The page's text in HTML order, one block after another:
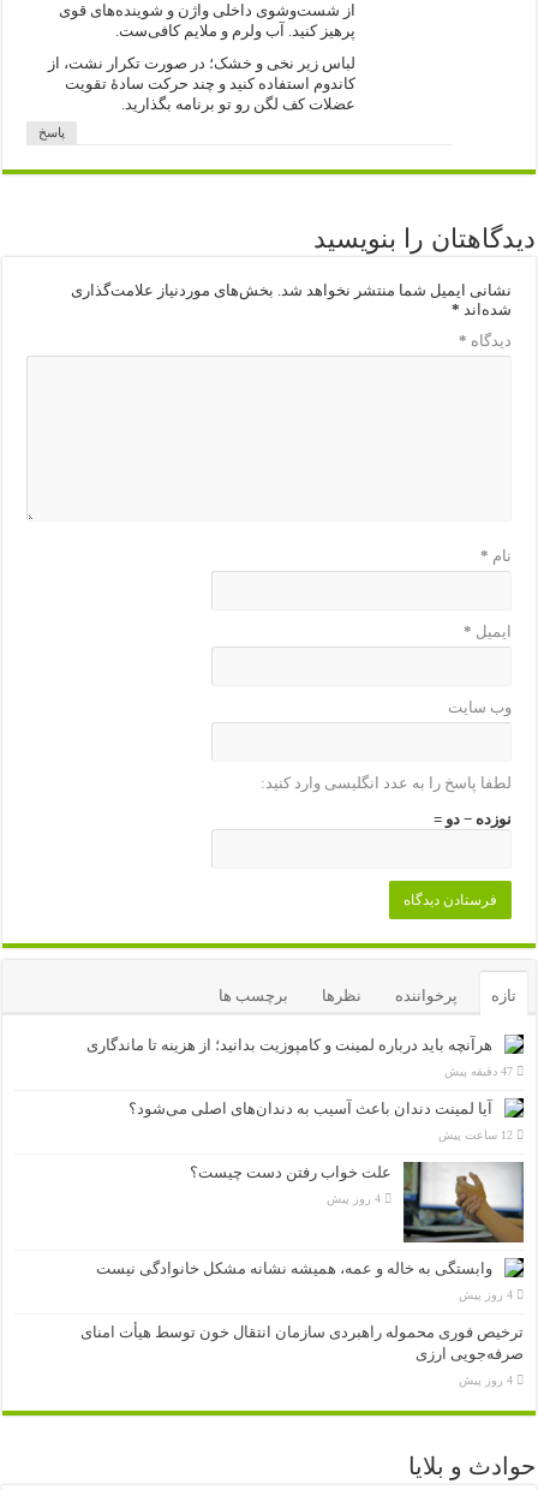
از شست‌وشوی داخلی واژن و شوینده‌های قوی
پرهیز کنید. آب ولرم و ملایم کافی‌ست.
لباس زیر نخی و خشک؛ در صورت تکرار نشت، از
کاندوم استفاده کنید و چند حرکت سادهٔ تقویت
عضلات کف لگن رو تو برنامه بگذارید.
پاسخ
دیدگاهتان را بنویسید
نشانی ایمیل شما منتشر نخواهد شد. بخش‌های موردنیاز علامت‌گذاری
شده‌اند *
دیدگاه *
نام *
ایمیل *
وب‌ سایت
لطفا پاسخ را به عدد انگلیسی وارد کنید:
نوزده − دو =
تازه پرخواننده نظرها برچسب ها
هرآنچه باید درباره لمینت و کامپوزیت بدانید؛ از هزینه تا ماندگاری
47 دقیقه پیش
آیا لمینت دندان باعث آسیب به دندان‌های اصلی می‌شود؟
12 ساعت پیش
علت خواب رفتن دست چیست؟
4 روز پیش
وابستگی به خاله و عمه، همیشه نشانه مشکل خانوادگی نیست
4 روز پیش
ترخیص فوری محموله راهبردی سازمان انتقال خون توسط هیأت امنای
صرفه‌جویی ارزی
4 روز پیش
حوادث و بلایا